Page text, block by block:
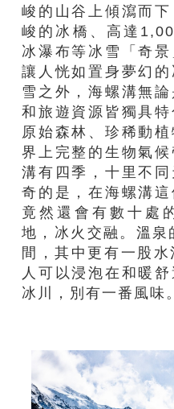
峻的山谷上傾瀉而
峻的冰橋、高達
冰瀑布等冰雪「奇
讓人恍如置身夢幻
雪之外，海螺溝無
和旅遊資源皆獨具特
原始森林、珍稀動
界上完整的生物氣
溝有四季，十里不
奇的是，在海螺溝這
竟然還會有數十處
地，冰火交融。溫
間，其中更有一股
人可以浸泡在和暖
冰川，別有一番風味。